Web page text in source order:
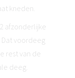
kneden.
afzonderlijke
voordeeg
rest van de
deeg.